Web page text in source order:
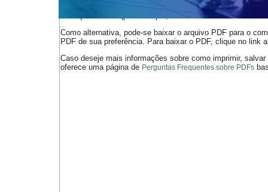
O arquivo PDF selecionado deve ser carregado no
de arquivos PDF (por exemplo, uma versão atual do
Como alternativa, pode-se baixar o arquivo PDF para o
PDF de sua preferência. Para baixar o PDF, clique no link
Caso deseje mais informações sobre como imprimir,
oferece uma página de Perguntas Frequentes sobre PDFs